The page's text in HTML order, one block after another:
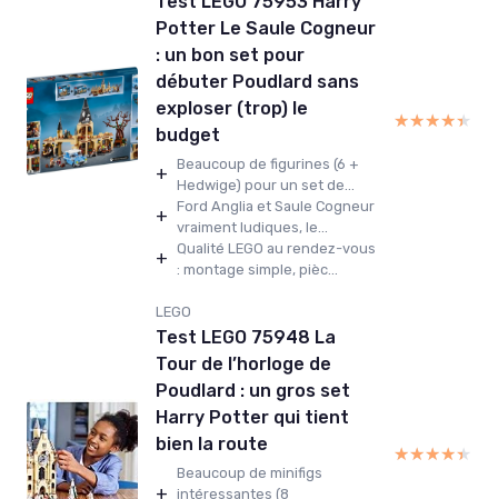
Potter Le Saule Cogneur
: un bon set pour
débuter Poudlard sans
exploser (trop) le
budget
+ Beaucoup de figurines (6 +
Hedwige) pour un set de...
+ Ford Anglia et Saule Cogneur
vraiment ludiques, le...
+ Qualité LEGO au rendez-vous
: montage simple, pièc...
★★★★★
★★★★★
LEGO
Test LEGO 75948 La
Tour de l’horloge de
Poudlard : un gros set
Harry Potter qui tient
bien la route
+
Beaucoup de minifigs
intéressantes (8
★★★★★
★★★★★